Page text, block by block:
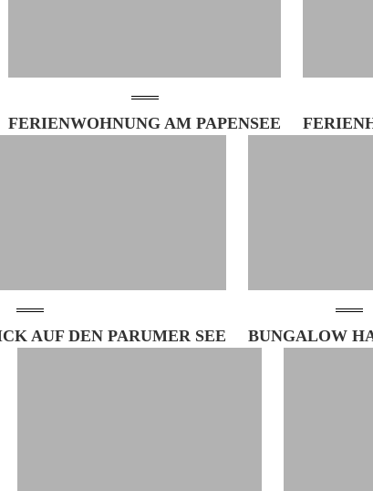
FERIENWOHNUNG AM PAPENSEE
AUF DEN PARUMER SEE BUNGALOW